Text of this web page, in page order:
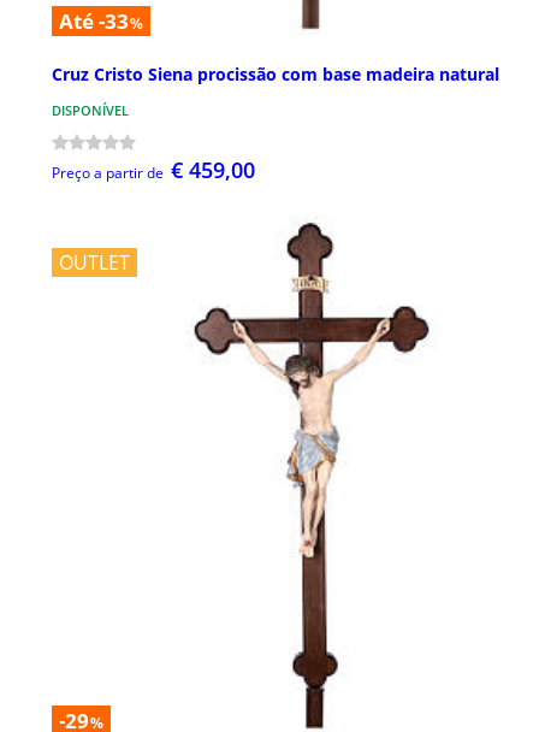
Até -33%
Cruz Cristo Siena procissão com base madeira natural
DISPONÍVEL
Preço a partir de € 459,00
OUTLET
-29%